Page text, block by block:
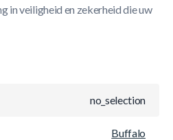
in veiligheid en zekerheid die uw
no_selection
Buffalo